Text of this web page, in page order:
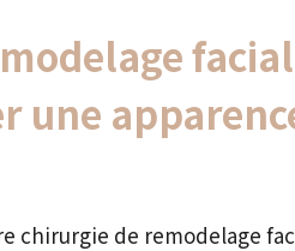
une
chirurgie de remodelage